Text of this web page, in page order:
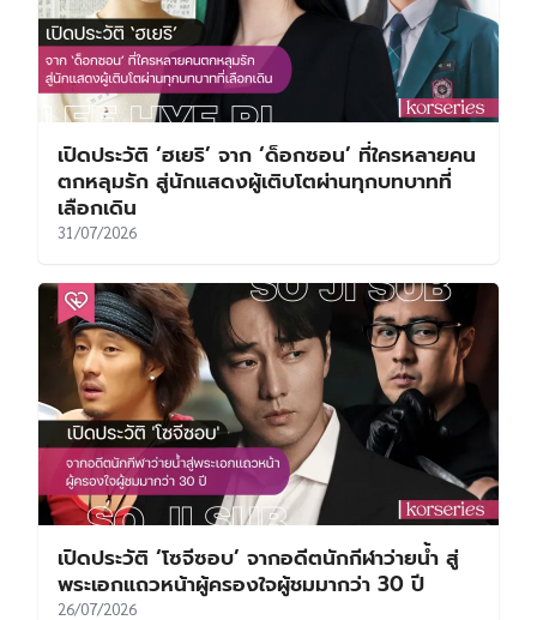
เปิดประวัติ ‘ฮเยริ’ จาก ‘ด็อกซอน’ ที่ใครหลายคน
ตกหลุมรัก สู่นักแสดงผู้เติบโตผ่านทุกบทบาทที่
เลือกเดิน
31/07/2026
เปิดประวัติ ‘โซจีซอบ’ จากอดีตนักกีฬาว่ายน้ำ สู่
พระเอกแถวหน้าผู้ครองใจผู้ชมมากว่า 30 ปี
26/07/2026